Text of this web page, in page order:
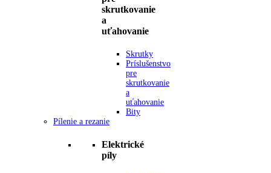
skrutkovanie
a
uťahovanie
Skrutky
Príslušenstvo
pre
skrutkovanie
a
uťahovanie
Bity
Pílenie a rezanie
Elektrické
píly